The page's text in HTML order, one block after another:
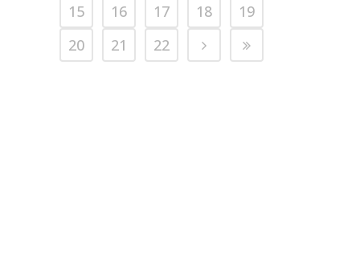
15
16 17 18
19
20
21 22